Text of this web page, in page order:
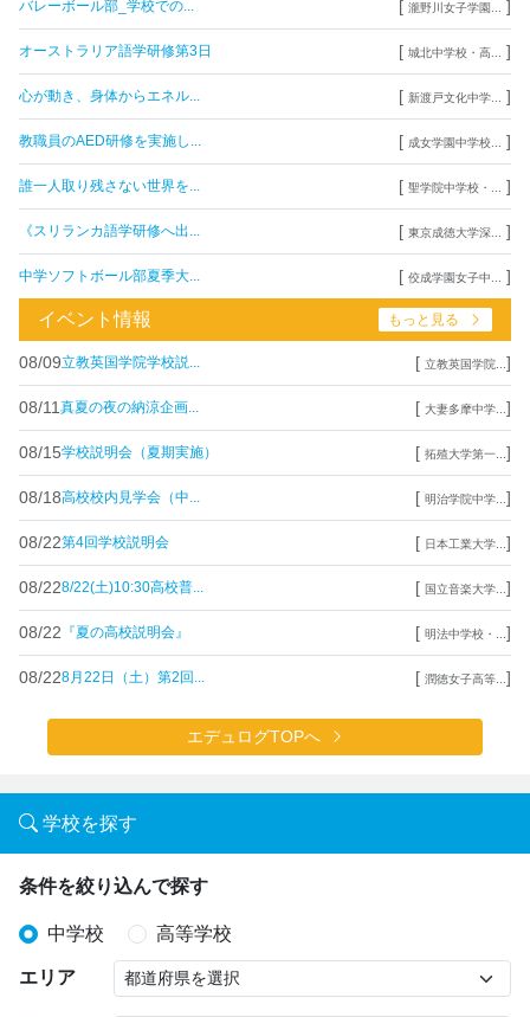
バレーボール部_学校での... [ 瀧野川女子学園... ]
オーストラリア語学研修第3日 [ 城北中学校・高... ]
心が動き、身体からエネル... [ 新渡戸文化中学... ]
教職員のAED研修を実施し... [ 成女学園中学校... ]
誰一人取り残さない世界を... [ 聖学院中学校・... ]
《スリランカ語学研修へ出... [ 東京成徳大学深... ]
中学ソフトボール部夏季大... [ 佼成学園女子中... ]
イベント情報 もっと見る
08/09立教英国学院学校説... [ 立教英国学院... ]
08/11 真夏の夜の納涼企画... [ 大妻多摩中学... ]
08/15学校説明会（夏期実施） [ 拓殖大学第一... ]
08/18高校校内見学会（中... [ 明治学院中学... ]
08/22第4回学校説明会 [ 日本工業大学... ]
08/228/22(土)10:30高校普... [ 国立音楽大学... ]
08/22 『夏の高校説明会』 [ 明法中学校・... ]
08/228月22日（土）第2回... [ 潤徳女子高等... ]
エデュログTOPへ
学校を探す
条件を絞り込んで探す
中学校 高等学校
エリア